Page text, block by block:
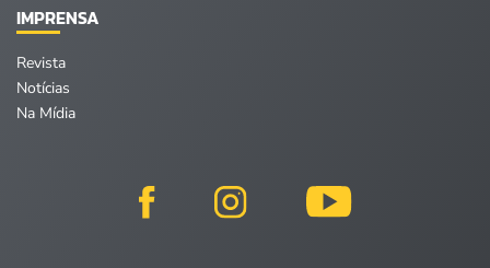
IMPRENSA
Revista
Notícias
Na Mídia